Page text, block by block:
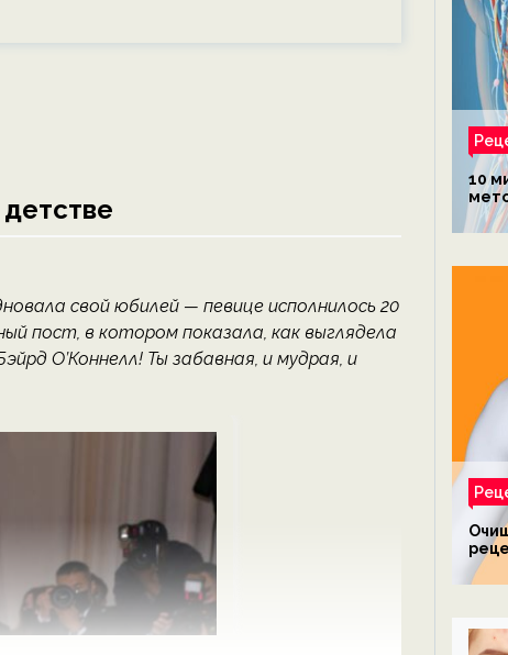
свой юбилей — певице исполнилось 20
пост, в котором показала, как выглядела
О’Коннелл! Ты забавная, и мудрая, и
10